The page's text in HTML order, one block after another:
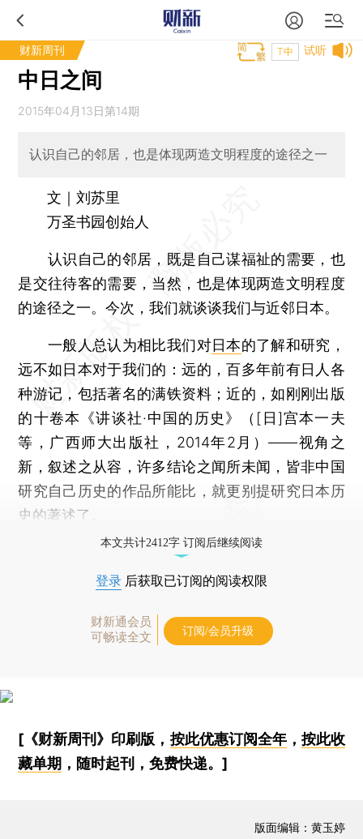
财新周刊 试听
T中
中日之间
2015年04月13日第14期
认识自己的邻居，也是体现两造文明程度的途径之一
文｜刘苏里
万圣书园创始人
认识自己的邻居，既是自己谋福祉的需要，也
是交往待客的需要，当然，也是体现两造文明程度
的途径之一。今次，我们就谈谈我们与近邻日本。
一般人总认为相比我们对日本的了解和研究，
远不如日本对于我们的：远的，百多年前有日人各
种游记，包括著名的满铁资料；近的，如刚刚出版
的十卷本《讲谈社·中国的历史》（[日]宫本一夫
等，广西师大出版社，2014年2月）——视角之
新，叙述之从容，许多结论之闻所未闻，皆非中国
研究自己历史的作品所能比，就更别提研究日本历
史的著述了。
本文共计2412字 订阅后继续阅读
登录 后获取已订阅的阅读权限
财新通会员
可畅读全文
订阅/会员升级
[《财新周刊》印刷版， 按此优惠订阅全年， 按此收
藏单期 ，随时起刊，免费快递。]
版面编辑：黄玉婷